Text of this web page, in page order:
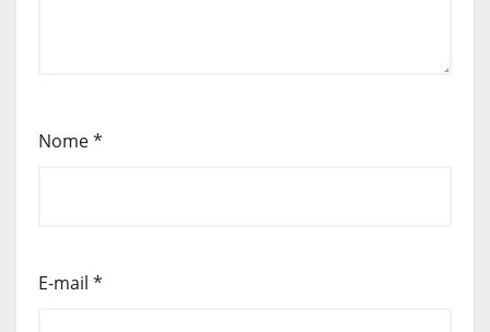
Nome*
E-mail *